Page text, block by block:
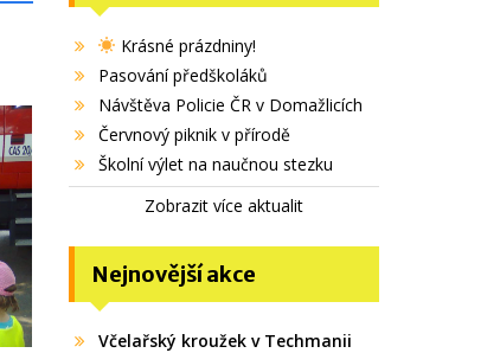
Krásné prázdniny!
Pasování předškoláků
Návštěva Policie ČR v Domažlicích
Červnový piknik v přírodě
Školní výlet na naučnou stezku
Zobrazit více aktualit
Nejnovější akce
Včelařský kroužek v Techmanii